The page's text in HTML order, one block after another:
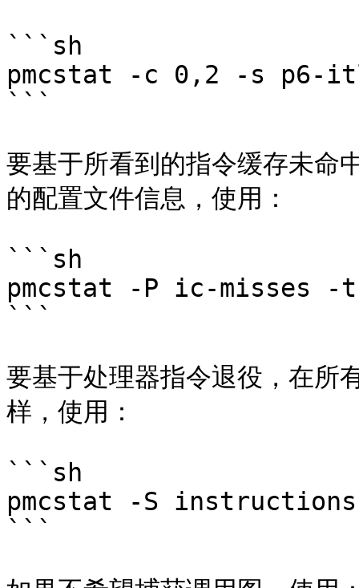
```sh
pmcstat -c 0,2 -s p6-
```
要基于所看到的指令缓存未
的配置文件信息，使用：
```sh
pmcstat -P ic-misses -
```
要基于处理器指令退役，在所
样，使用：
```sh
pmcstat -S
```